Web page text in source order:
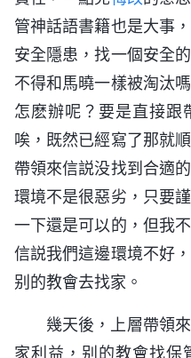
管神話語書籍也是大事
安全隱患，找一個安全
不得和馬曉一樣被淘汰
怎麽辦呢？要是直接跟
唉，既然已經寫了那就
帶領來信説没找到合適
環境不是很惡劣，只要
一下還是可以的，但我
信説我們這邊環境不好
别的教會去找家。
幾天後，上層帶領
家利益，别的教會找保